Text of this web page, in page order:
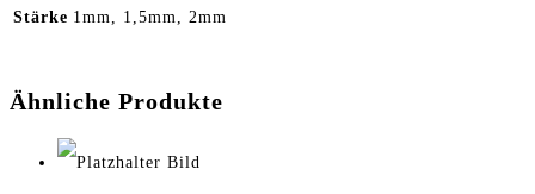
Stärke 1mm, 1,5mm, 2mm
Ähnliche Produkte